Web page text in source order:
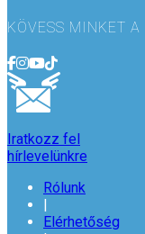
KÖVESS MINKET A
Iratkozz fel
hírlevelünkre
Rólunk
|
Elérhetőség